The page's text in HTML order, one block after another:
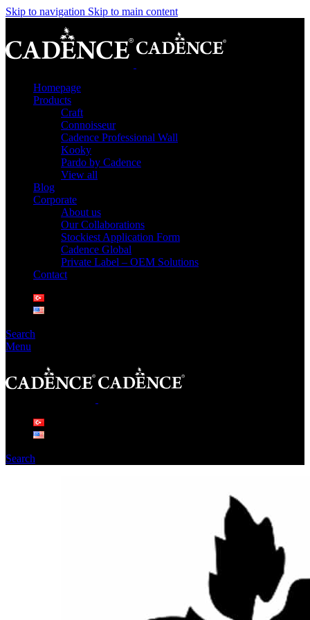
Skip to navigation Skip to main content
Homepage
Products
Craft
Connoisseur
Cadence Professional Wall
Kooky
Pardo by Cadence
View all
Blog
Corporate
About us
Our Collaborations
Stockiest Application Form
Cadence Global
Private Label – OEM Solutions
Contact
Search
Menu
Search